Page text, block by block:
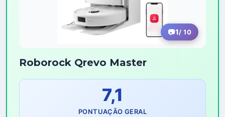
1/ 10
Roborock Qrevo Master
7,1
PONTUAÇÃO GERAL